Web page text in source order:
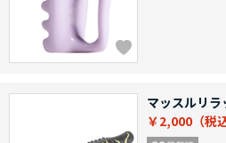
マッスルリラ
￥2,000